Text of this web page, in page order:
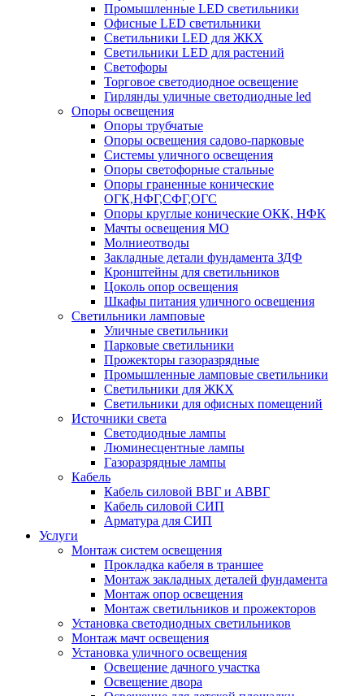
Промышленные LED светильники
Офисные LED светильники
Cветильники LED для ЖКХ
Светильники LED для растений
Светофоры
Торговое светодиодное освещение
Гирлянды уличные светодиодные led
Опоры освещения
Опоры трубчатые
Опоры освещения садово-парковые
Системы уличного освещения
Опоры светофорные стальные
Опоры граненные конические
ОГК,НФГ,СФГ,ОГС
Опоры круглые конические ОКК, НФК
Мачты освещения МО
Молниеотводы
Закладные детали фундамента ЗДФ
Кронштейны для светильников
Цоколь опор освещения
Шкафы питания уличного освещения
Светильники ламповые
Уличные светильники
Парковые светильники
Прожекторы газоразрядные
Промышленные ламповые светильники
Светильники для ЖКХ
Светильники для офисных помещений
Источники света
Светодиодные лампы
Люминесцентные лампы
Газоразрядные лампы
Кабель
Кабель силовой ВВГ и АВВГ
Кабель силовой СИП
Арматура для СИП
Услуги
Монтаж систем освещения
Прокладка кабеля в траншее
Монтаж закладных деталей фундамента
Монтаж опор освещения
Монтаж светильников и прожекторов
Установка светодиодных светильников
Монтаж мачт освещения
Установка уличного освещения
Освещение дачного участка
Освещение двора